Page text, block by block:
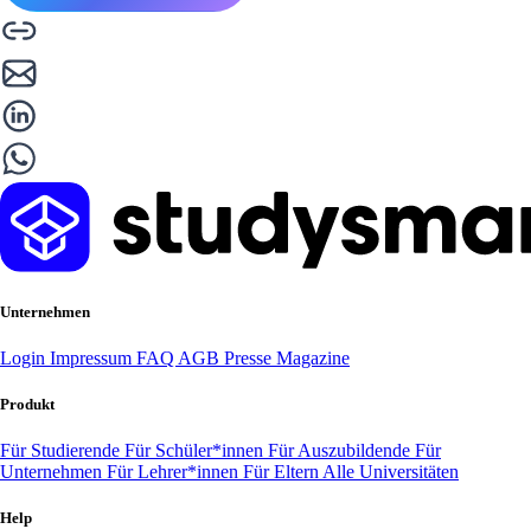
Unternehmen
Login Impressum FAQ AGB Presse Magazine
Produkt
Für Studierende Für Schüler*innen Für Auszubildende Für
Unternehmen Für Lehrer*innen Für Eltern Alle Universitäten
Help